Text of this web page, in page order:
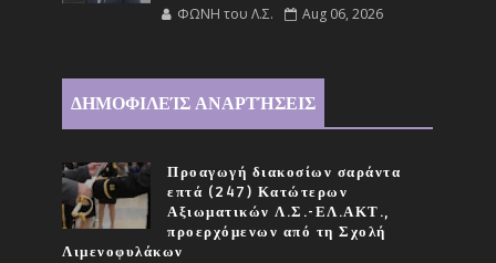
ΦΩΝΗ του Λ.Σ. Aug 06, 2026
ΔΗΜΟΦΙΛΕΊΣ ΑΝΑΡΤΉΣΕΙΣ
Προαγωγή διακοσίων σαράντα
επτά (247) Κατώτερων
Αξιωματικών Λ.Σ.-ΕΛ.ΑΚΤ.,
προερχόμενων από τη Σχολή
Λιμενοφυλάκων